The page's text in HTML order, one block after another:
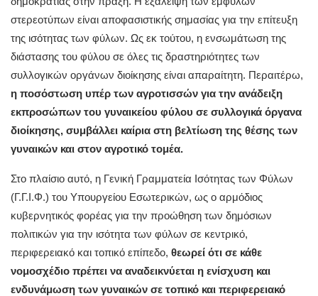
στερεοτύπων είναι αποφασιστικής σημασίας για την επίτευξη
της ισότητας των φύλων. Ως εκ τούτου, η ενσωμάτωση της
διάστασης του φύλου σε όλες τις δραστηριότητες των
συλλογικών οργάνων διοίκησης είναι απαραίτητη. Περαιτέρω,
η ποσόστωση υπέρ των αγροτισσών για την ανάδειξη
εκπροσώπων του γυναικείου φύλου σε συλλογικά όργανα
διοίκησης, συμβάλλει καίρια στη βελτίωση της θέσης των
γυναικών και στον αγροτικό τομέα.
Στο πλαίσιο αυτό, η Γενική Γραμματεία Ισότητας των Φύλων
(Γ.Γ.Ι.Φ.) του Υπουργείου Εσωτερικών, ως ο αρμόδιος
κυβερνητικός φορέας για την προώθηση των δημόσιων
πολιτικών για την ισότητα των φύλων σε κεντρικό,
περιφερειακό και τοπικό επίπεδο, θεωρεί ότι σε κάθε
νομοσχέδιο πρέπει να αναδεικνύεται η ενίσχυση και
ενδυνάμωση των γυναικών σε τοπικό και περιφερειακό